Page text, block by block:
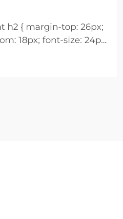
h2 { margin-top: 26px;
18px; font-size: 24px
} .blog-content h3 {